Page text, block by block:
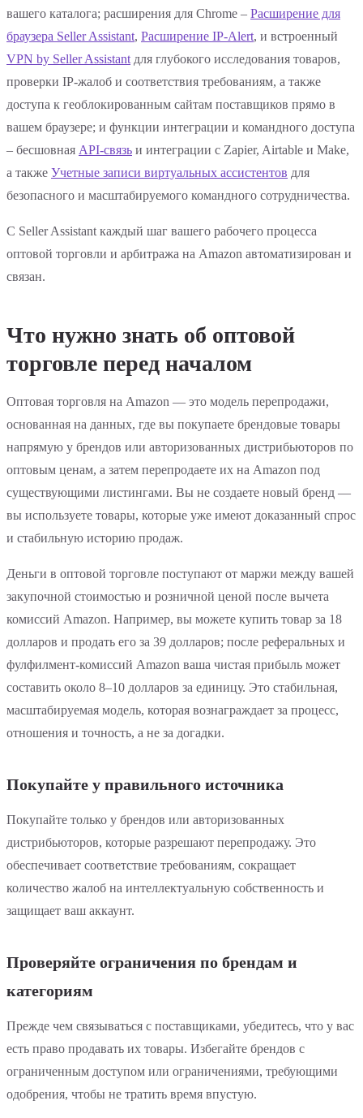
вашего каталога; расширения для Chrome – Расширение для
браузера Seller Assistant, Расширение IP-Alert, и встроенный
VPN by Seller Assistant для глубокого исследования товаров,
проверки IP-жалоб и соответствия требованиям, а также
доступа к геоблокированным сайтам поставщиков прямо в
вашем браузере; и функции интеграции и командного доступа
– бесшовная API-связь и интеграции с Zapier, Airtable и Make,
а также Учетные записи виртуальных ассистентов для
безопасного и масштабируемого командного сотрудничества.
С Seller Assistant каждый шаг вашего рабочего процесса
оптовой торговли и арбитража на Amazon автоматизирован и
связан.
Что нужно знать об оптовой
торговле перед началом
Оптовая торговля на Amazon — это модель перепродажи,
основанная на данных, где вы покупаете брендовые товары
напрямую у брендов или авторизованных дистрибьюторов по
оптовым ценам, а затем перепродаете их на Amazon под
существующими листингами. Вы не создаете новый бренд —
вы используете товары, которые уже имеют доказанный спрос
и стабильную историю продаж.
Деньги в оптовой торговле поступают от маржи между вашей
закупочной стоимостью и розничной ценой после вычета
комиссий Amazon. Например, вы можете купить товар за 18
долларов и продать его за 39 долларов; после реферальных и
фулфилмент-комиссий Amazon ваша чистая прибыль может
составить около 8–10 долларов за единицу. Это стабильная,
масштабируемая модель, которая вознаграждает за процесс,
отношения и точность, а не за догадки.
Покупайте у правильного источника
Покупайте только у брендов или авторизованных
дистрибьюторов, которые разрешают перепродажу. Это
обеспечивает соответствие требованиям, сокращает
количество жалоб на интеллектуальную собственность и
защищает ваш аккаунт.
Проверяйте ограничения по брендам и
категориям
Прежде чем связываться с поставщиками, убедитесь, что у вас
есть право продавать их товары. Избегайте брендов с
ограниченным доступом или ограничениями, требующими
одобрения, чтобы не тратить время впустую.